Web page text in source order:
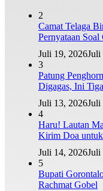
2
Camat Telaga
Pernyataan
Juli 19, 2026Juli
3
Patung
Digagas, Ini
Juli 13, 2026Juli
4
Haru! Lautan
Kirim Doa
Juli 14, 2026Juli
5
Bupati
Rachmat Gobel